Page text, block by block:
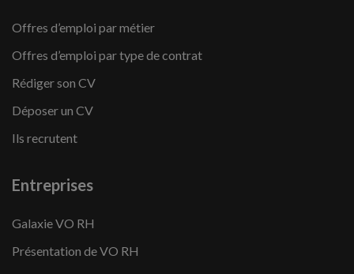
Offres d’emploi par métier
Offres d’emploi par type de contrat
Rédiger son CV
Déposer un CV
Ils recrutent
Entreprises
Galaxie VO RH
Présentation de VO RH